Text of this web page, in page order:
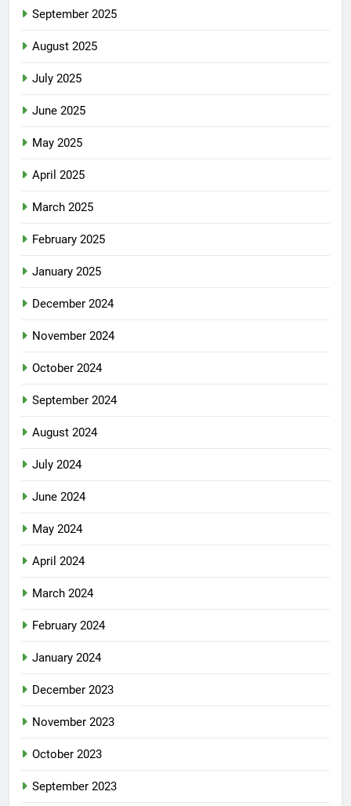
September 2025
August 2025
July 2025
June 2025
May 2025
April 2025
March 2025
February 2025
January 2025
December 2024
November 2024
October 2024
September 2024
August 2024
July 2024
June 2024
May 2024
April 2024
March 2024
February 2024
January 2024
December 2023
November 2023
October 2023
September 2023